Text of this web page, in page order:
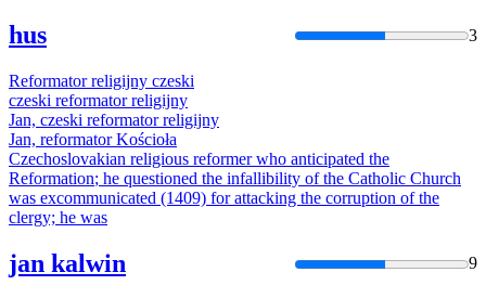
hus 3
Reformator religijny czeski
czeski reformator religijny
Jan, czeski reformator religijny
Jan, reformatorKościoła
Czechoslovakian religious reformer who anticipated the
Reformation; he questioned the infallibility of the Catholic Church
was excommunicated (1409) for attacking the corruption of the
clergy; he was
jan kalwin 9